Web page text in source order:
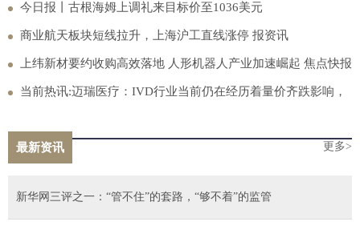
今日报丨古根海姆上调礼来目标价至1036美元
商业航天板块短线拉升，上海沪工直线涨停 报资讯
上纬新材要约收购高效落地 人形机器人产业加速崛起 焦点快报
当前热讯:迈瑞医疗：IVD行业当前仍在经历着量价齐跌影响，
最新资讯 更多>
新华网三评之一：“管不住”的套路，“够不着”的监管